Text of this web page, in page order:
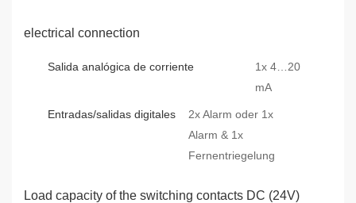
electrical connection
Salida analógica de corriente
1x 4…20
mA
Entradas/salidas digitales
2x Alarm oder 1x
Alarm & 1x
Fernentriegelung
Load capacity of the switching contacts DC (24V)